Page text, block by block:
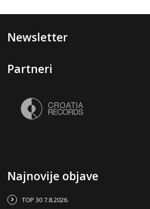
Newsletter
Partneri
Najnovije objave
TOP 30 7.8.2026.